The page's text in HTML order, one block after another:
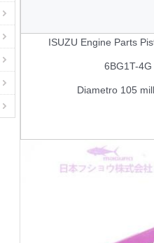
ISUZU Engine Parts
6BG1T-4G
Diametro 105